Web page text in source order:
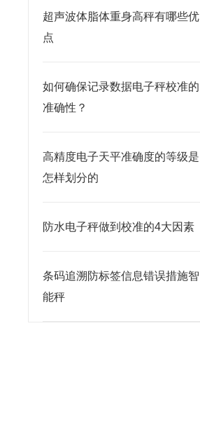
超声波体脂体重身高秤有哪些优
点
如何确保记录数据电子秤校准的
准确性？
高精度电子天平准确度的等级是
怎样划分的
防水电子秤做到校准的4大因素
条码追溯防标签信息错误措施智
能秤